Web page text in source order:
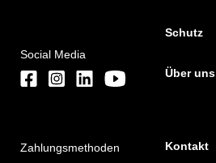
Social Media
Zahlungsmethoden
Schutz
Über uns
Kontakt